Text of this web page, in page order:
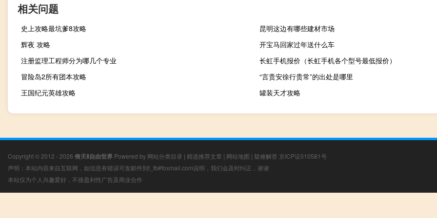
相关问题
史上攻略最坑爹8攻略
昆明这边有哪些建材市场
辉夜 攻略
开宝马回家过年送什么车
注册监理工程师分为哪几个专业
长虹手机报价（长虹手机各个型号最低报价）
冒险岛2所有团本攻略
“言贵安徐行贵常”的出处是哪里
王国纪元英雄攻略
罐装天才攻略
Copyright © 2012 - 2026 倚天Ⅱ自由世界 Powered by 网站分类目录 | 精选推荐文章 | 网站地图 | 疑难解答 京ICP证010581号
声明：本站内容来自互联网，如信息有错误可发邮件到f_fb#foxmail.com说明，我们会及时纠正，谢谢
本站仅为个人兴趣爱好，不接盈利性广告及商业合作